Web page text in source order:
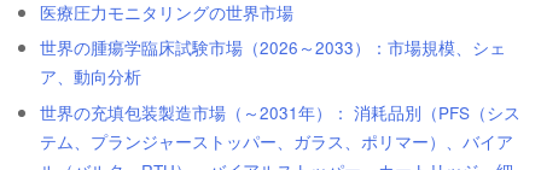
医療圧力モニタリングの世界市場
世界の腫瘍学臨床試験市場（2026～2033）：市場規模、シェ
ア、動向分析
世界の充填包装製造市場（～2031年）： 消耗品別（PFS（シス
テム、プランジャーストッパー、ガラス、ポリマー）、バイア